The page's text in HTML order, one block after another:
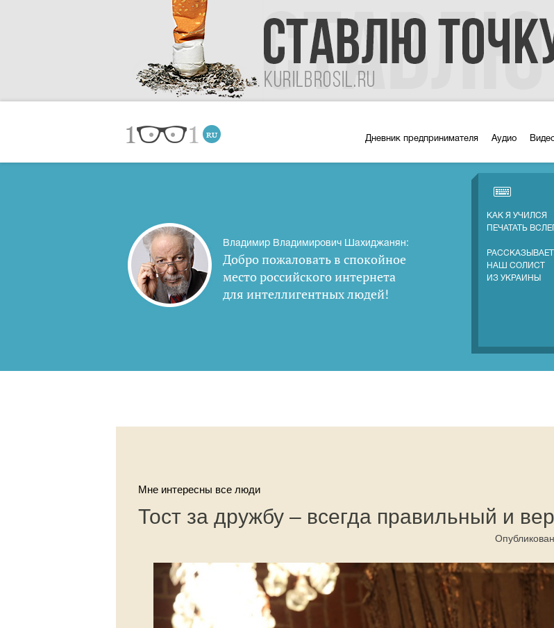
Дневник предпринимателя Аудио
Владимир Владимирович Шахиджанян:
Добро пожаловать в спокойное
место российского интернета
для интеллигентных людей!
КАК Я УЧИЛСЯ
ПЕЧАТАТЬ
РАССКАЗЫВАЕТ
НАШ СОЛИСТ
ИЗ УКРАИНЫ
Мне интересны все люди
Тост за дружбу – всегда правильный и